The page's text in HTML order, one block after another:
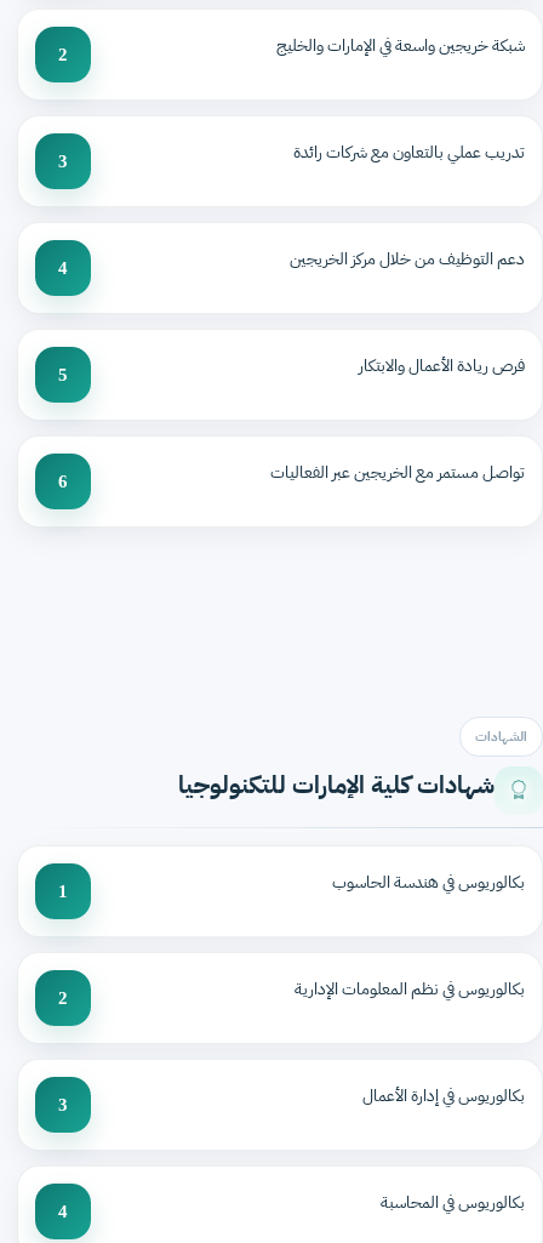
شبكة خريجين واسعة في الإمارات والخليج 2
تدريب عملي بالتعاون مع شركات رائدة 3
دعم التوظيف من خلال مركز الخريجين 4
فرص ريادة الأعمال والابتكار 5
تواصل مستمر مع الخريجين عبر الفعاليات 6
الشهادات
شهادات كلية الإمارات للتكنولوجيا
بكالوريوس في هندسة الحاسوب 1
بكالوريوس في نظم المعلومات الإدارية 2
بكالوريوس في إدارة الأعمال 3
بكالوريوس في المحاسبة 4